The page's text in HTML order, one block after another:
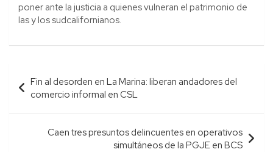
poner ante la justicia a quienes vulneran el patrimonio de
las y los sudcalifornianos.
Navegación
de
entradas
Fin al desorden en La Marina: liberan andadores del
comercio informal en CSL
Caen tres presuntos delincuentes en operativos
simultáneos de la PGJE en BCS